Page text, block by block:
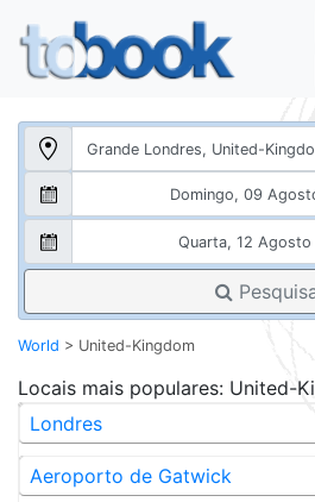
World > United-Kingdom
Locais mais populares: United-
Londres
Aeroporto de Gatwick